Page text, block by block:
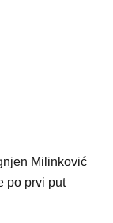
Milinković
po prvi put